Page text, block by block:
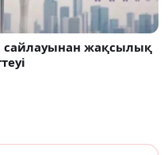
сайлауынан жақсылық